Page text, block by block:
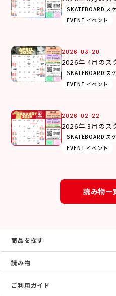
SKATEBOARD ス
EVENT イベント
2026-03-20
2026年 4月のス
SKATEBOARD ス
EVENT イベント
2026-02-22
2026年 3月のス
SKATEBOARD ス
EVENT イベント
読み物一
商品を探す
読み物
ご利用ガイド